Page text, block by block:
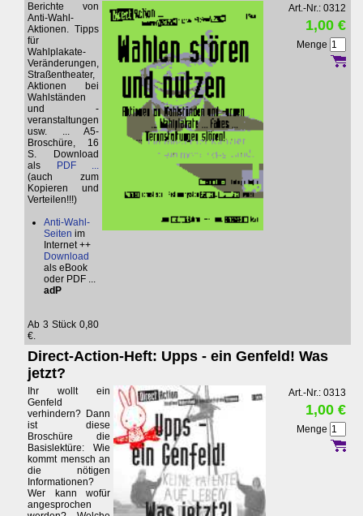
Berichte von
Anti-Wahl-
Aktionen. Tipps
für
Wahlplakate-
Veränderungen,
Straßentheater,
Aktionen bei
Wahlständen
und -
veranstaltungen
usw. ... A5-
Broschüre, 16
S. Download
als
PDF ...
(auch zum
Kopieren und
Verteilen!!!)
Anti-Wahl-
Seiten im
Internet ++
Download
als eBook
oder PDF ...
adP
Ab 3 Stück 0,80
€.
Art.-Nr.: 0312
1,00 €
Menge
Direct-Action-Heft: Upps - ein Genfeld! Was
jetzt?
Ihr wollt ein
Genfeld
verhindern? Dann
ist diese
Broschüre die
Basislektüre: Wie
kommt mensch an
die nötigen
Informationen?
Wer kann wofür
angesprochen
Art.-Nr.: 0313
1,00 €
Menge